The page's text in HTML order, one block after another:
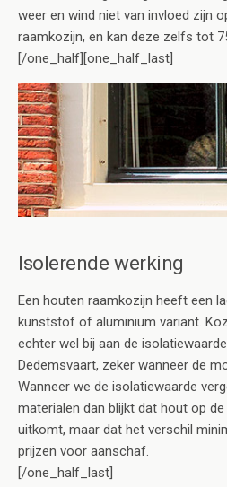
weer en wind niet van invloed zijn
raamkozijn, en kan deze zelfs tot
[/one_half][one_half_last]
Isolerende werking
Een houten raamkozijn heeft een
kunststof of aluminium variant.
echter wel bij aan de
Dedemsvaart, zeker wanneer de
Wanneer we de isolatiewaarde
materialen dan blijkt dat hout op
uitkomt, maar dat het verschil
prijzen voor aanschaf.
[/one_half_last]